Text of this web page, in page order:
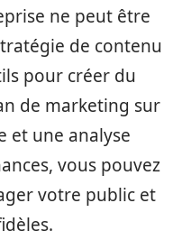
ne peut être
de contenu
pour créer du
de marketing sur
et une analyse
vous pouvez
votre public et